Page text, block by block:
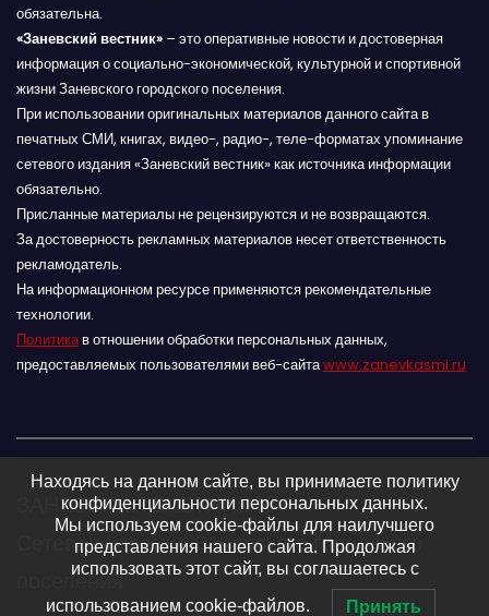
обязательна.
«Заневский вестник» – это оперативные новости и достоверная
информация о социально-экономической, культурной и спортивной
жизни Заневского городского поселения.
При использовании оригинальных материалов данного сайта в
печатных СМИ, книгах, видео-, радио-, теле-форматах упоминание
сетевого издания «Заневский вестник» как источника информации
обязательно.
Присланные материалы не рецензируются и не возвращаются.
За достоверность рекламных материалов несет ответственность
рекламодатель.
На информационном ресурсе применяются рекомендательные
технологии.
Политикав отношении обработки персональных данных,
предоставляемых пользователями веб-сайтаwww.zanevkasmi.ru
ЗАНЕВСКИЙ ВЕСТНИК 16+
Сетевое издание Заневского городского
поселения
Находясь на данном сайте, вы принимаете политику
конфиденциальности персональных данных.
Мы используем cookie-файлы для наилучшего
представления нашего сайта. Продолжая
использовать этот сайт, вы соглашаетесь с
использованием cookie-файлов. Принять